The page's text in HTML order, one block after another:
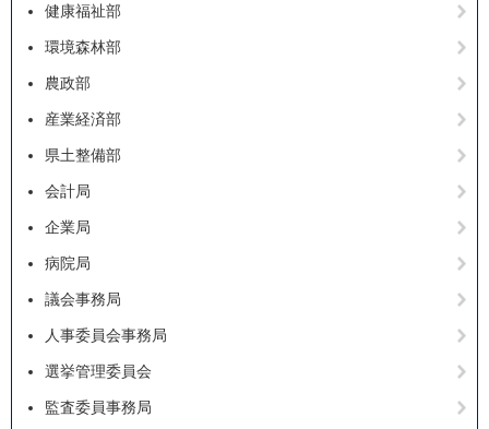
健康福祉部
環境森林部
農政部
産業経済部
県土整備部
会計局
企業局
病院局
議会事務局
人事委員会事務局
選挙管理委員会
監査委員事務局